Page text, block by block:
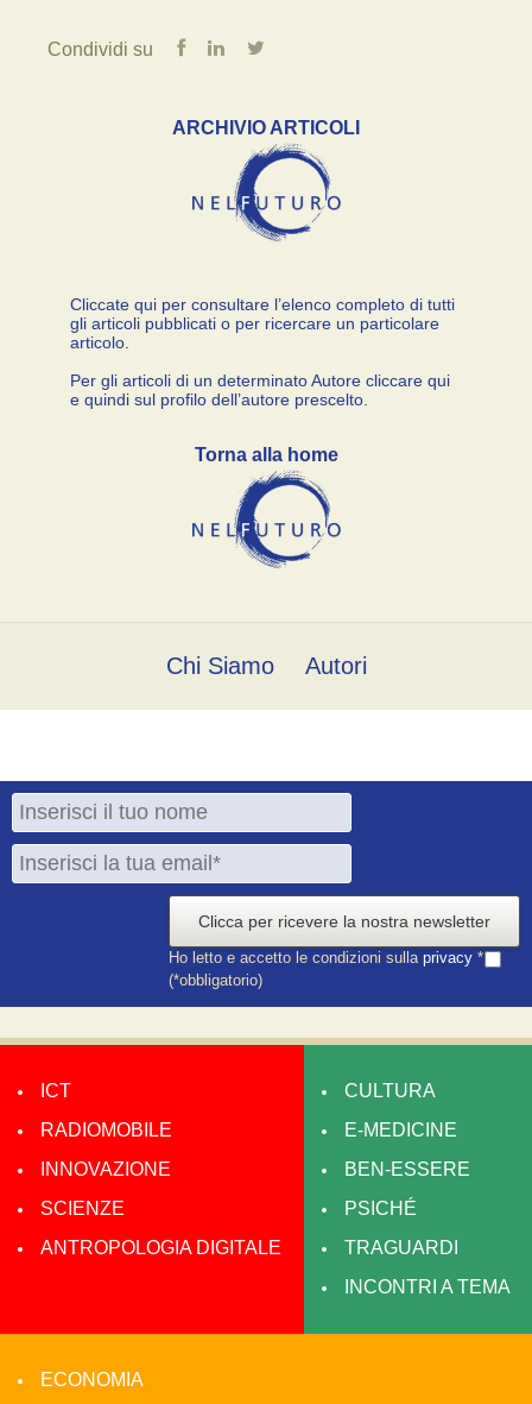
Condividi su
ARCHIVIO ARTICOLI
Cliccate qui per consultare l’elenco completo di tutti
gli articoli pubblicati o per ricercare un particolare
articolo.
Per gli articoli di un determinato Autore cliccare qui
e quindi sul profilo dell’autore prescelto.
Torna alla home
Chi Siamo Autori
Clicca per ricevere la nostra newsletter
Ho letto e accetto le condizioni sulla privacy *
(*obbligatorio)
ICT
RADIOMOBILE
INNOVAZIONE
SCIENZE
ANTROPOLOGIA DIGITALE
CULTURA
E-MEDICINE
BEN-ESSERE
PSICHÉ
TRAGUARDI
INCONTRI A TEMA
ECONOMIA